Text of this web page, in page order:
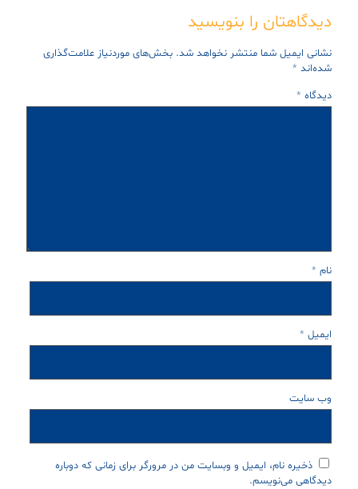
دیدگاهتان را بنویسید
نشانی ایمیل شما منتشر نخواهد شد. بخش‌های موردنیاز علامت‌گذاری
شده‌اند *
دیدگاه *
نام *
ایمیل *
وب‌ سایت
ذخیره نام، ایمیل و وبسایت من در مرورگر برای زمانی که دوباره
دیدگاهی می‌نویسم.